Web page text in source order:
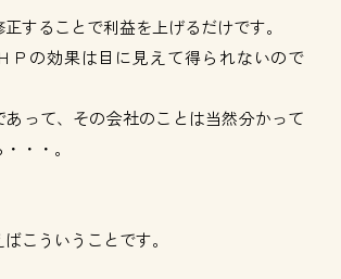
することで利益を上げるだけです。
Ｐの効果は目に見えて得られないので
あって、その会社のことは当然分かって
・・。
こういうことです。